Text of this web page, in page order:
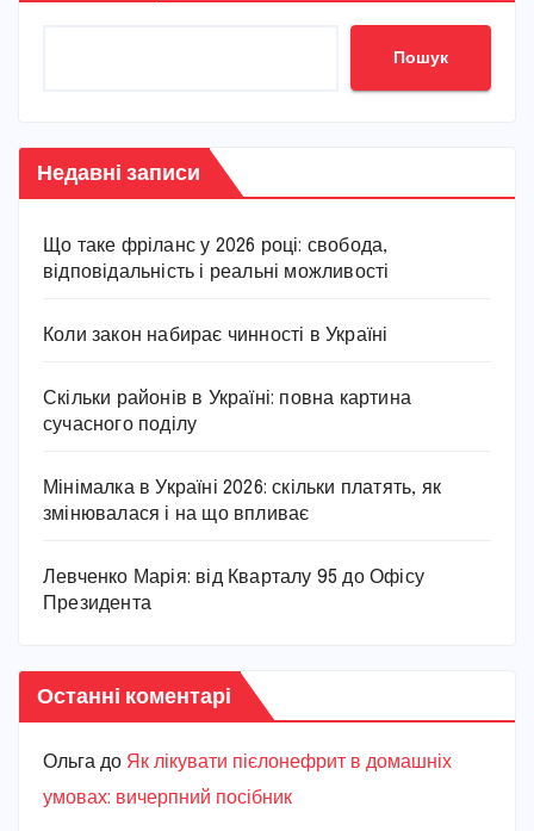
Пошук
Недавні записи
Що таке фріланс у 2026 році: свобода,
відповідальність і реальні можливості
Коли закон набирає чинності в Україні
Скільки районів в Україні: повна картина
сучасного поділу
Мінімалка в Україні 2026: скільки платять, як
змінювалася і на що впливає
Левченко Марія: від Кварталу 95 до Офісу
Президента
Останні коментарі
Ольга до Як лікувати пієлонефрит в домашніх
умовах: вичерпний посібник